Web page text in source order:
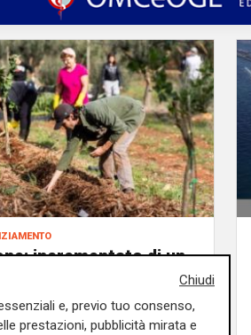
incrementato di un
nell'agricoltura
04/08/2026
Chiudi
e, previo tuo consenso,
prestazioni, pubblicità mirata e